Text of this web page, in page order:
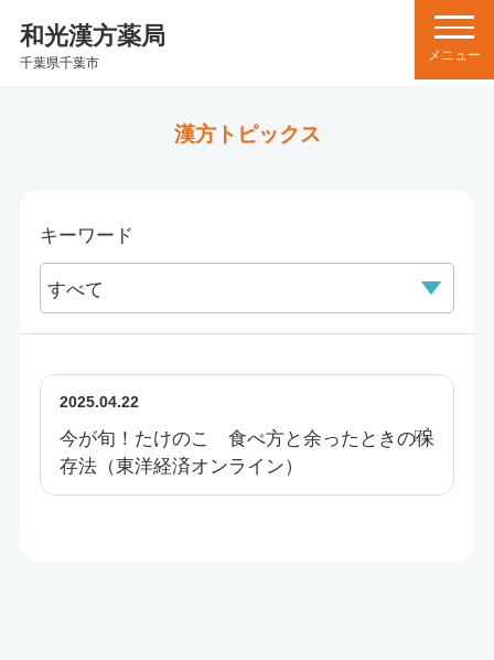
和光漢方薬局
千葉県千葉市
漢方トピックス
キーワード
2025.04.22
今が旬！たけのこ 食べ方と余ったときの保
存法（東洋経済オンライン）